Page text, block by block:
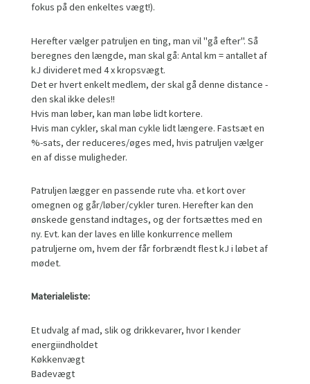
fokus på den enkeltes vægt!).
Herefter vælger patruljen en ting, man vil "gå efter". Så
beregnes den længde, man skal gå: Antal km = antallet af
kJ divideret med 4 x kropsvægt.
Det er hvert enkelt medlem, der skal gå denne distance -
den skal ikke deles!!
Hvis man løber, kan man løbe lidt kortere.
Hvis man cykler, skal man cykle lidt længere. Fastsæt en
%-sats, der reduceres/øges med, hvis patruljen vælger
en af disse muligheder.
Patruljen lægger en passende rute vha. et kort over
omegnen og går/løber/cykler turen. Herefter kan den
ønskede genstand indtages, og der fortsættes med en
ny. Evt. kan der laves en lille konkurrence mellem
patruljerne om, hvem der får forbrændt flest kJ i løbet af
mødet.
Materialeliste:
Et udvalg af mad, slik og drikkevarer, hvor I kender
energiindholdet
Køkkenvægt
Badevægt